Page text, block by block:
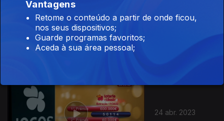
24 abr. 2023
Vantagens
Retome o conteúdo a partir de onde ficou,
nos seus dispositivos;
Guarde programas favoritos;
Aceda à sua área pessoal;